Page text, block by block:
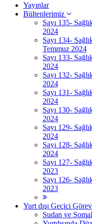
Yayınlar
Bültenlerimiz
Sayı 135-
2024
Sayı 134-
Temmuz 2024
Sayı 133-
2024
Sayı 132-
2024
Sayı 131-
2024
Sayı 130-
2024
Sayı 129-
2024
Sayı 128-
2024
Sayı 127-
2023
Sayı 126-
2023
Yurt dışı Geçici Görev
Sudan ve